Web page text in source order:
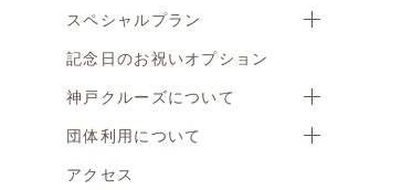
スペシャルプラン
記念日のお祝いオプション
神戸クルーズについて
団体利用について
アクセス